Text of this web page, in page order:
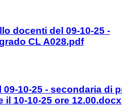
docenti del 09-10-25 -
CL A028.pdf
10-25 - secondaria di
il 10-10-25 ore 12.00.docx